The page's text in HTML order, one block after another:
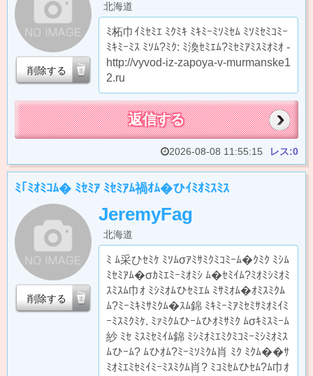
北海道
ﾐ柘巾ｲﾐｾﾐｴ ﾐｸﾐｷ ﾐｷﾐｰﾐｿﾐｾﾑ ﾐｿﾐｾﾐｺﾐｰ
ﾐｷﾐｰﾐｽ ﾐｿﾑ?ﾐｸ: ﾐ渙ｾﾐｴﾑ?ﾐｾﾐｱﾐｽﾐｵﾐｵ -
http://vyvod-iz-zapoya-v-murmanske1
2.ru
削除する
返信する
2026-08-08 11:55:15 レス:0
ﾐ｢ﾐｵﾐｺﾑ� ﾐｾﾐｱ ﾐｾﾐｱﾑ禍ｵﾑ�ひｲﾐｵﾐｽﾐｽ
JeremyFag
北海道
ﾐ ﾑ采ひｾﾐｹ ﾐｿﾑσｱﾐｻﾐｸﾐｺﾐｰﾑ�ｸﾐｸ ﾐｼﾑ
ﾐｾﾐｱﾑ�σｶﾐｴﾐｰﾐｵﾐｼ ﾑ�ｾﾐｲﾑ?ﾐｵﾐｼﾐｵﾐ
ｽﾐｽﾑ巾ｵ ﾐｼﾐｵﾑひｾﾐｴﾑ ﾐｻﾐｵﾑ�ｵﾐｽﾐｸﾑ
ﾑ?ﾐｰﾐｷﾐｻﾐｸﾑ�ｽﾑ錦 ﾐｷﾐｰﾐｱﾐｾﾐｻﾐｵﾐｲﾐ
ｰﾐｽﾐｸﾐｹ. ﾐｧﾐｸﾑひｰﾑひｵﾐｻﾐｸ ﾑσｷﾐｽﾐｰﾑ
紗 ﾐｾ ﾐｽﾐｾﾐｲﾑ錦 ﾐｼﾐｵﾐｴﾐｸﾐｺﾐｰﾐｼﾐｵﾐｽ
ﾑひｰﾑ? ﾑひｵﾑ?ﾐｰﾐｿﾐｸﾑ肖 ﾐｸ ﾐｸﾑ��ｻ
ﾐｵﾐｴﾐｾﾐｲﾐｰﾐｽﾐｸﾑ肖? ﾐｺﾐｾﾑひｾﾑ?ﾑ巾ｵ
削除する